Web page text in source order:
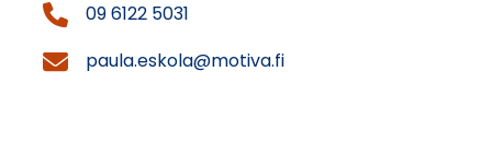
09 6122 5031
paula.eskola@motiva.fi